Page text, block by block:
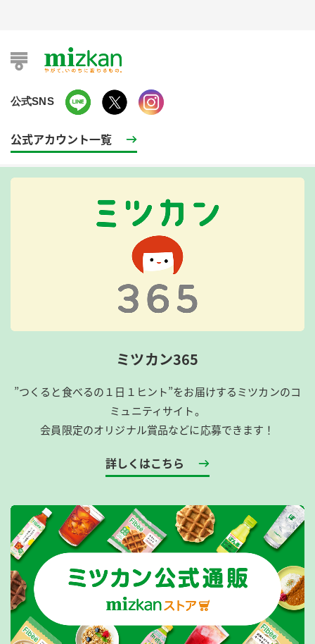
公式SNS
公式アカウント一覧
ミツカン365
”つくると食べるの１日１ヒント”をお届けするミツカンのコ
ミュニティサイト。
会員限定のオリジナル賞品などに応募できます！
詳しくはこちら